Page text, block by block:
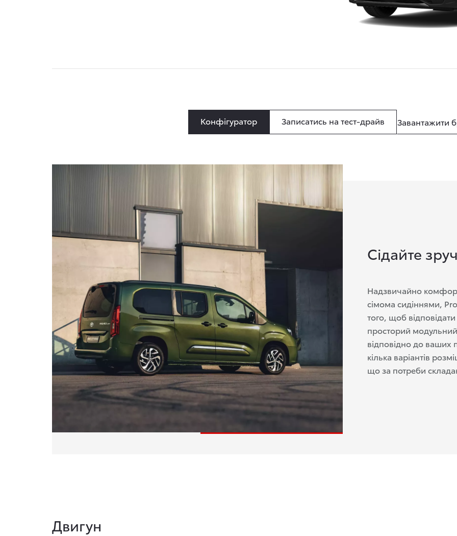
Конфігуратор Записатись на тест-драйв Завантажити
Сідайте
Надзвичайно
сімома сидіннями,
того, щоб
просторий
відповідно до ваших
кілька варіантів
що за потреби
Двигун